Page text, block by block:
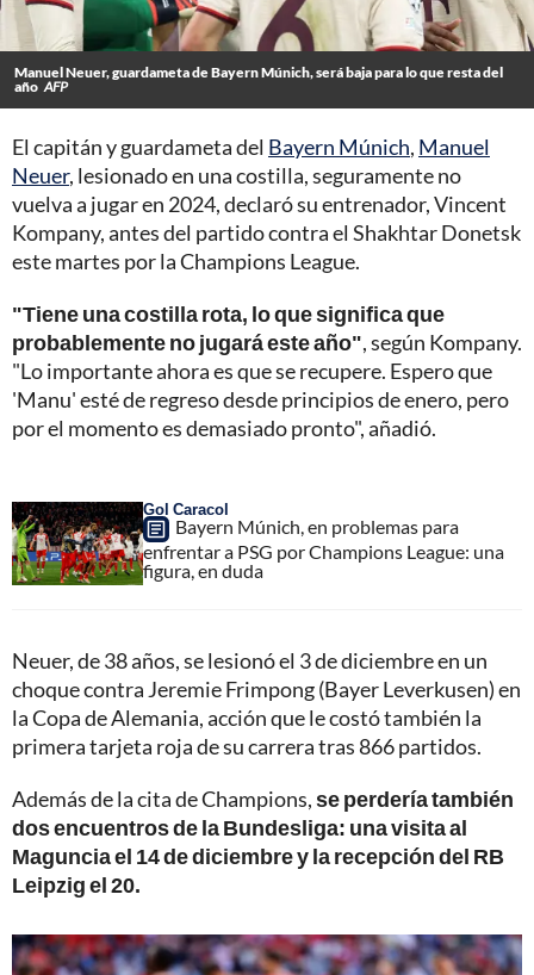
Manuel Neuer, guardameta de Bayern Múnich, será baja para lo que resta del
año AFP
El capitán y guardameta del Bayern Múnich, Manuel
Neuer, lesionado en una costilla, seguramente no
vuelva a jugar en 2024, declaró su entrenador, Vincent
Kompany, antes del partido contra el Shakhtar Donetsk
este martes por la Champions League.
"Tiene una costilla rota, lo que significa que
probablemente no jugará este año", según Kompany.
"Lo importante ahora es que se recupere. Espero que
'Manu' esté de regreso desde principios de enero, pero
por el momento es demasiado pronto", añadió.
Gol Caracol
Bayern Múnich, en problemas para
enfrentar a PSG por Champions League: una
figura, en duda
Neuer, de 38 años, se lesionó el 3 de diciembre en un
choque contra Jeremie Frimpong (Bayer Leverkusen) en
la Copa de Alemania, acción que le costó también la
primera tarjeta roja de su carrera tras 866 partidos.
Además de la cita de Champions,se perdería también
dos encuentros de la Bundesliga: una visita al
Maguncia el 14 de diciembre y la recepción del RB
Leipzig el 20.